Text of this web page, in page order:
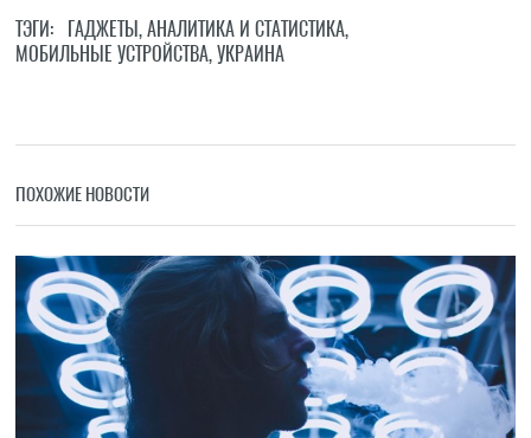
ТЭГИ: ГАДЖЕТЫ,АНАЛИТИКА И СТАТИСТИКА,
МОБИЛЬНЫЕ УСТРОЙСТВА,УКРАИНА
ПОХОЖИЕ НОВОСТИ